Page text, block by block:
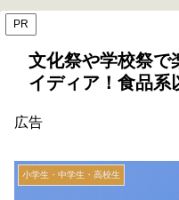
PR
文化祭や学校祭で
イディア！食品系
広告
小学生・中学生・高校生